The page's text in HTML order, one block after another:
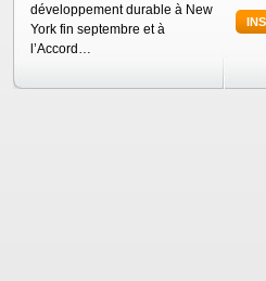
développement durable à New
York fin septembre et à
l’Accord…